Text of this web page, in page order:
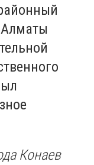
Конаев